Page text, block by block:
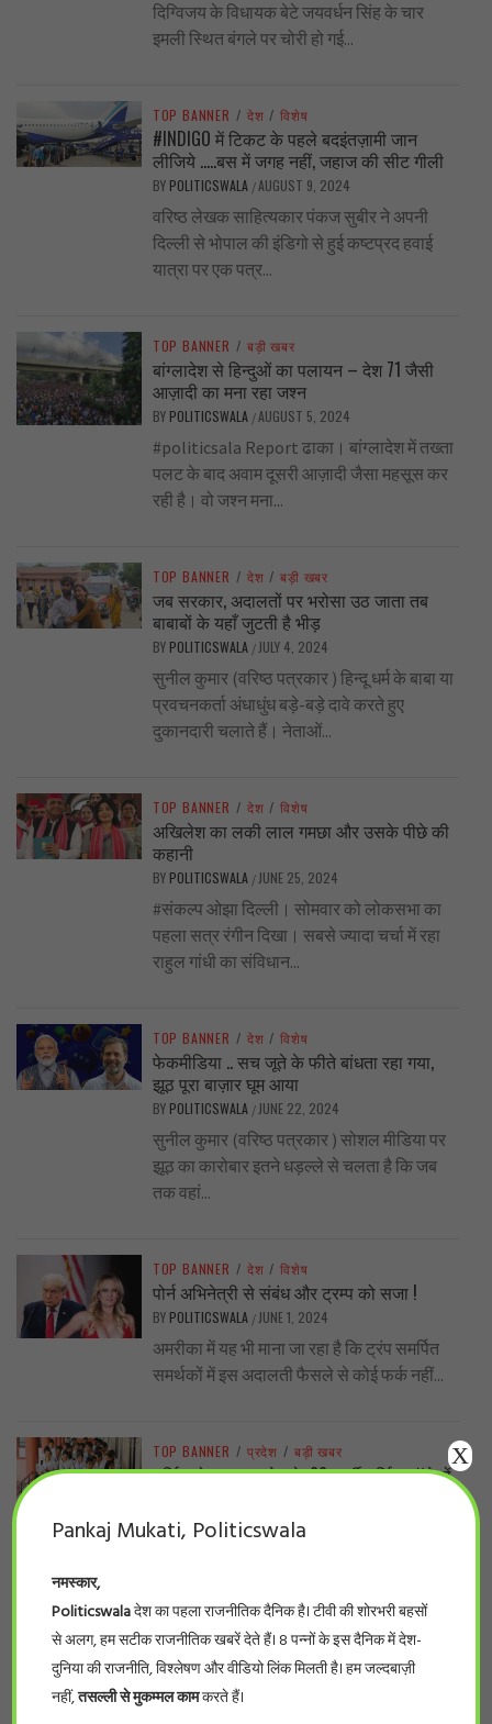
दिग्विजय के विधायक बेटे जयवर्धन सिंह के चार
इमली स्थित बंगले पर चोरी हो गई...
TOP BANNER / देश / विशेष
#INDIGO में टिकट के पहले बदइंतज़ामी जान
लीजिये …..बस में जगह नहीं, जहाज की सीट गीली
BY POLITICSWALA /AUGUST 9, 2024
वरिष्ठ लेखक साहित्यकार पंकज सुबीर ने अपनी
दिल्ली से भोपाल की इंडिगो से हुई कष्टप्रद हवाई
यात्रा पर एक पत्र...
TOP BANNER / बड़ी खबर
बांग्लादेश से हिन्दुओं का पलायन – देश 71 जैसी
आज़ादी का मना रहा जश्न
BY POLITICSWALA /AUGUST 5, 2024
#politicsala Report ढाका। बांग्लादेश में तख्ता
पलट के बाद अवाम दूसरी आज़ादी जैसा महसूस कर
रही है। वो जश्न मना...
TOP BANNER / देश / बड़ी खबर
जब सरकार, अदालतों पर भरोसा उठ जाता तब
बाबाबों के यहाँ जुटती है भीड़
BY POLITICSWALA / JULY 4, 2024
सुनील कुमार (वरिष्ठ पत्रकार ) हिन्दू धर्म के बाबा या
प्रवचनकर्ता अंधाधुंध बड़े-बड़े दावे करते हुए
दुकानदारी चलाते हैं। नेताओं...
TOP BANNER / देश / विशेष
अखिलेश का लकी लाल गमछा और उसके पीछे की
कहानी
BY POLITICSWALA / JUNE 25, 2024
#संकल्प ओझा दिल्ली। सोमवार को लोकसभा का
पहला सत्र रंगीन दिखा। सबसे ज्यादा चर्चा में रहा
राहुल गांधी का संविधान...
TOP BANNER / देश / विशेष
फेकमीडिया .. सच जूते के फीते बांधता रहा गया,
झूठ पूरा बाज़ार घूम आया
BY POLITICSWALA / JUNE 22, 2024
सुनील कुमार (वरिष्ठ पत्रकार ) सोशल मीडिया पर
झूठ का कारोबार इतने धड़ल्ले से चलता है कि जब
तक वहां...
TOP BANNER / देश / विशेष
पोर्न अभिनेत्री से संबंध और ट्रम्प को सजा !
BY POLITICSWALA / JUNE 1, 2024
अमरीका में यह भी माना जा रहा है कि ट्रंप समर्पित
समर्थकों में इस अदालती फैसले से कोई फर्क नहीं...
TOP BANNER / प्रदेश / बड़ी खबर
नर्सिंग घोटाला… प्रदेश के 66 फर्जी नर्सिंग कॉलेजों
POLITICSWALA / MAY 28, 2024
ही गई। इंडियन नर्सिंग काउंसिलके...
शिव’राज’ के किसान का दर्द .. पूर्व मंत्री सेऋण
Pankaj Mukati, Politicswala
नमस्कार,
Politicswalaदेश का पहला राजनीतिक दैनिक है। टीवी की शोरभरी बहसों
से अलग, हम सटीक राजनीतिक खबरें देते हैं। 8 पन्नों के इस दैनिक में देश-
दुनिया की राजनीति, विश्लेषण और वीडियो लिंक मिलती है। हम जल्दबाज़ी
नहीं,तसल्ली से मुकम्मल कामकरते हैं।
X